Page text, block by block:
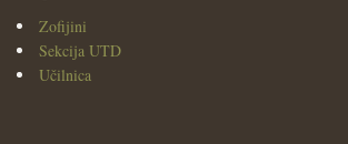
Zofijini
Sekcija UTD
Učilnica